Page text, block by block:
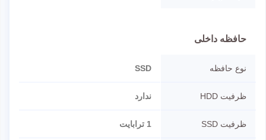
حافظه داخلی
نوع حافظه SSD
ظرفیت HDD ندارد
ظرفیت SSD 1 ترابایت